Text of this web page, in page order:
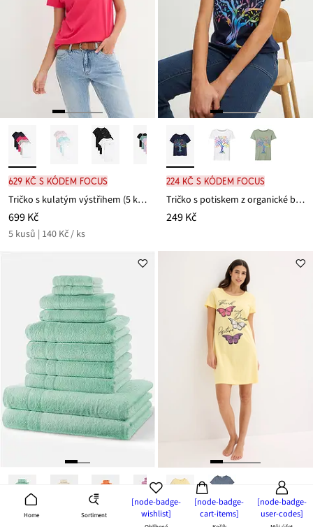
Home Sortiment
[node-badge-
wishlist]
[node-badge-
cart-items]
[node-badge-
user-codes]
629 Kč s kódem FOCUS
Tričko s kulatým výstřihem (5 ks v balení)
699 Kč
5 kusů | 140 Kč / ks
224 Kč s kódem FOCUS
Tričko s potiskem z organické bavlny
249 Kč